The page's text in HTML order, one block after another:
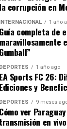
viendo un
clave”,
del
Europeo.
la corrupción en
INTERNACIONAL 1 año
Guía completa de
maravillosamente
Gumball”
DEPORTES 1 año ago
EA Sports FC 26:
Ediciones y
DEPORTES 9 meses
Cómo ver
transmisión en